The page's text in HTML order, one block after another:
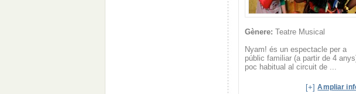
Gènere: Teatre Musical
Nyam! és un espectacle per a
públic familiar (a partir de 4
poc habitual al circuit de ...
[+]Ampliar